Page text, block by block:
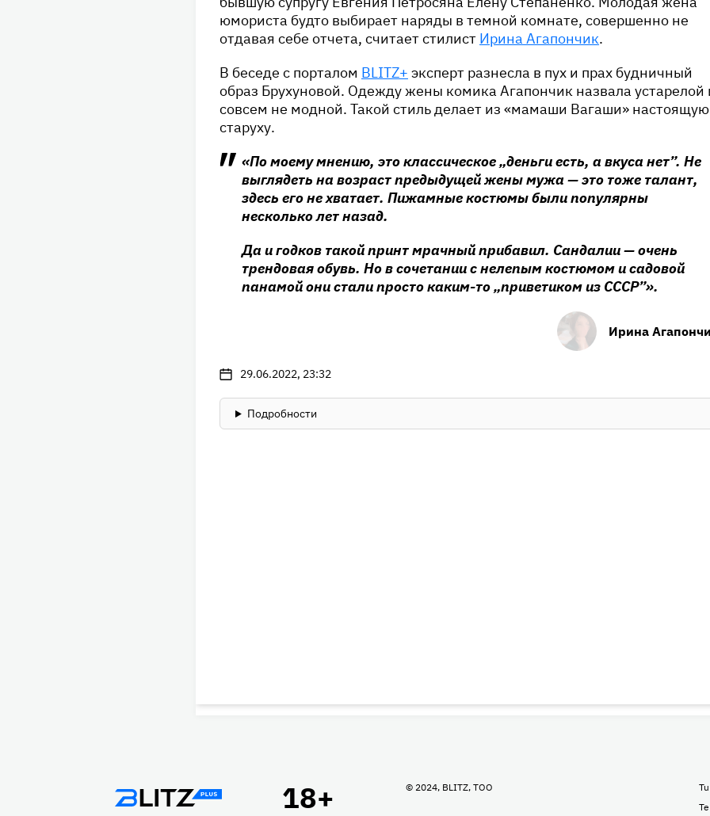
юмориста будто выбирает наряды в темной комнате, совершенно не
отдавая себе отчета, считает стилист Ирина Агапончик.
В беседе с порталом BLITZ+ эксперт разнесла в пух и прах будничный
образ Брухуновой. Одежду жены комика Агапончик назвала устарелой
совсем не модной. Такой стиль делает из «мамаши Вагаши» настоящую
старуху.
«По моему мнению, это классическое „деньги есть, а вкуса нет”. Не
выглядеть на возраст предыдущей жены мужа — это тоже талант,
здесь его не хватает. Пижамные костюмы были популярны
несколько лет назад.
Да и годков такой принт мрачный прибавил. Сандалии — очень
трендовая обувь. Но в сочетании с нелепым костюмом и садовой
панамой они стали просто каким-то „приветиком из СССР”».
Ирина
29.06.2022, 23:32
Подробности
Подвал
© 2024, BLITZ, TOO